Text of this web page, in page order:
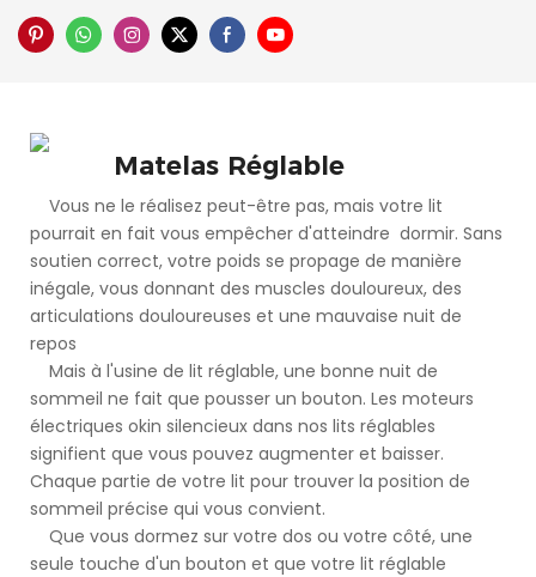
Matelas Réglable
Vous ne le réalisez peut-être pas, mais votre lit
pourrait en fait vous empêcher d'atteindre dormir. Sans
soutien correct, votre poids se propage de manière
inégale, vous donnant des muscles douloureux, des
articulations douloureuses et une mauvaise nuit de
repos
Mais à l'usine de lit réglable, une bonne nuit de
sommeil ne fait que pousser un bouton. Les moteurs
électriques okin silencieux dans nos lits réglables
signifient que vous pouvez augmenter et baisser.
Chaque partie de votre lit pour trouver la position de
sommeil précise qui vous convient.
Que vous dormez sur votre dos ou votre côté, une
seule touche d'un bouton et que votre lit réglable